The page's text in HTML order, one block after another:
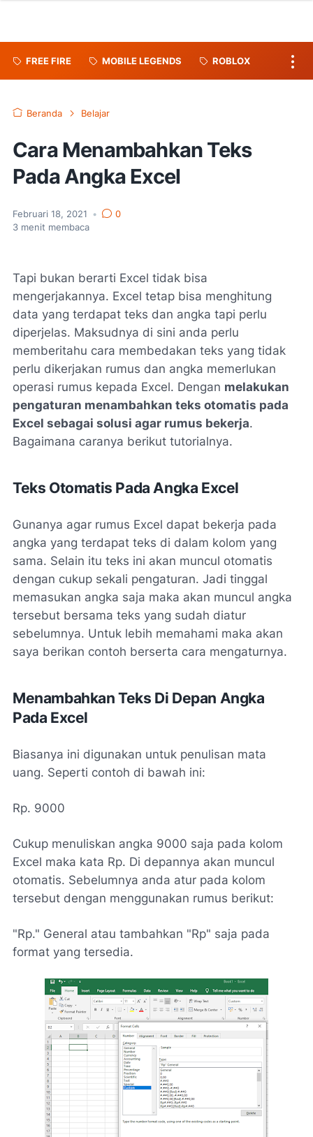
FREE FIRE MOBILE LEGENDS ROBLOX
Beranda Belajar
Cara Menambahkan Teks
Pada Angka Excel
Februari 18, 2021 •
0
3 menit membaca
Tapi bukan berarti Excel tidak bisa
mengerjakannya. Excel tetap bisa menghitung
data yang terdapat teks dan angka tapi perlu
diperjelas. Maksudnya di sini anda perlu
memberitahu cara membedakan teks yang tidak
perlu dikerjakan rumus dan angka memerlukan
operasi rumus kepada Excel. Dengan melakukan
pengaturan menambahkan teks otomatis pada
Excel sebagai solusi agar rumus bekerja.
Bagaimana caranya berikut tutorialnya.
Teks Otomatis Pada Angka Excel
Gunanya agar rumus Excel dapat bekerja pada
angka yang terdapat teks di dalam kolom yang
sama. Selain itu teks ini akan muncul otomatis
dengan cukup sekali pengaturan. Jadi tinggal
memasukan angka saja maka akan muncul angka
tersebut bersama teks yang sudah diatur
sebelumnya. Untuk lebih memahami maka akan
saya berikan contoh berserta cara mengaturnya.
Menambahkan Teks Di Depan Angka
Pada Excel
Biasanya ini digunakan untuk penulisan mata
uang. Seperti contoh di bawah ini:
Rp. 9000
Cukup menuliskan angka 9000 saja pada kolom
Excel maka kata Rp. Di depannya akan muncul
otomatis. Sebelumnya anda atur pada kolom
tersebut dengan menggunakan rumus berikut:
"Rp." General atau tambahkan "Rp" saja pada
format yang tersedia.